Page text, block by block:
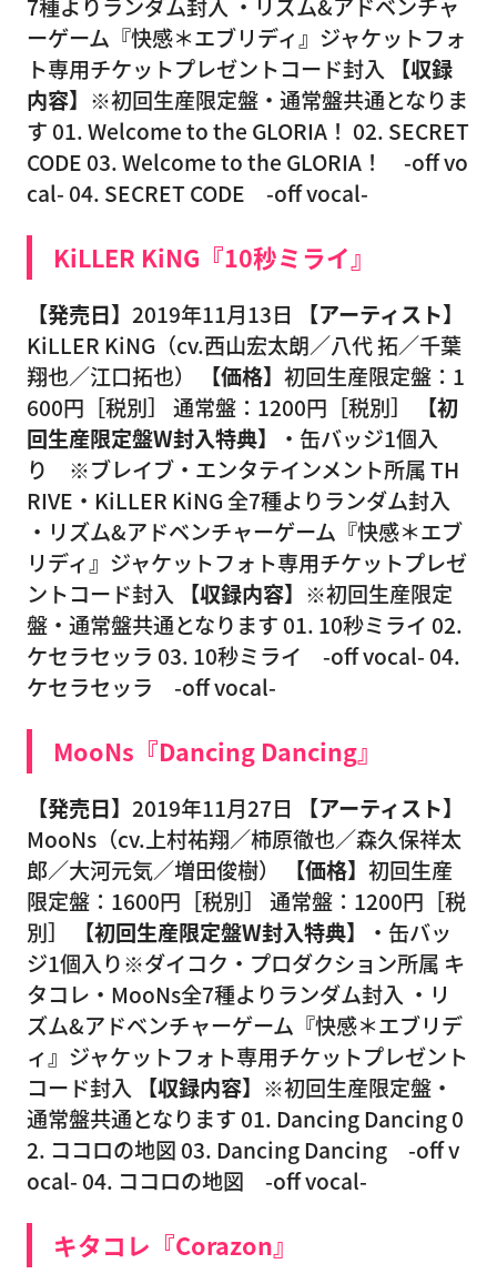
7種よりランダム封入 ・リズム&アドベンチャ
ーゲーム『快感＊エブリディ』ジャケットフォ
ト専用チケットプレゼントコード封入 【収録
内容】 ※初回生産限定盤・通常盤共通となりま
す 01. Welcome to the GLORIA！ 02. SECRET
CODE 03. Welcome to the GLORIA！ -off vo
cal- 04. SECRET CODE -off vocal-
KiLLER KiNG『10秒ミライ』
【発売日】 2019年11月13日
【アーティスト】
KiLLER KiNG（cv.西山宏太朗／八代 拓／千葉
翔也／江口拓也）
【価格】 初回生産限定盤：1
600円［税別］ 通常盤：1200円［税別］
【初
回生産限定盤W封入特典】
・缶バッジ1個入
り ※ブレイブ・エンタテインメント所属 TH
RIVE・KiLLER KiNG 全7種よりランダム封入
・リズム&アドベンチャーゲーム『快感＊エブ
リディ』ジャケットフォト専用チケットプレゼ
ントコード封入 【収録内容】 ※初回生産限定
盤・通常盤共通となります 01. 10秒ミライ 02.
ケセラセッラ 03. 10秒ミライ -off vocal- 04.
ケセラセッラ -off vocal-
MooNs『Dancing Dancing』
【発売日】 2019年11月27日
【アーティスト】
MooNs（cv.上村祐翔／柿原徹也／森久保祥太
郎／大河元気／増田俊樹）
【価格】 初回生産
限定盤：1600円［税別］ 通常盤：1200円［税
別］
【初回生産限定盤W封入特典】
・缶バッ
ジ1個入り※ダイコク・プロダクション所属 キ
タコレ・MooNs全7種よりランダム封入 ・リ
ズム&アドベンチャーゲーム『快感＊エブリデ
ィ』ジャケットフォト専用チケットプレゼント
コード封入
【収録内容】 ※初回生産限定盤・
通常盤共通となります 01. Dancing Dancing 0
2. ココロの地図 03. Dancing Dancing -off v
ocal- 04. ココロの地図 -off vocal-
キタコレ『Corazon』